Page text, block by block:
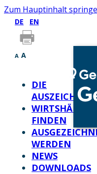
Zum Hauptinhalt
DE EN
A A
DIE
WIRTSHÄUSER
FINDEN
WERDEN
NEWS
DOWNLOADS